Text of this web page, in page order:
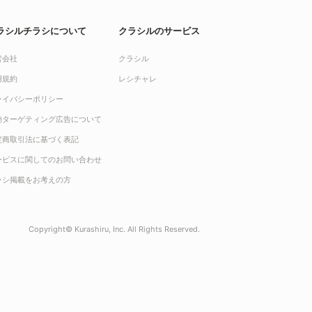
シルチラシについて
会社
規約
イバシーポリシー
ターゲティング広告について
商取引法に基づく表記
ビスに関してのお問い合わせ
シ掲載をお考えの方
クラシルのサービス
クラシル
レシチャレ
Copyright© Kurashiru, Inc. All Rights Reserved.